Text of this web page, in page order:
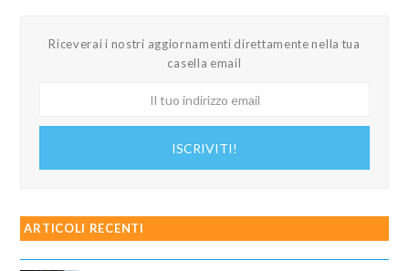
Riceverai i nostri aggiornamenti direttamente nella tua
casella email
ISCRIVITI!
ARTICOLI RECENTI